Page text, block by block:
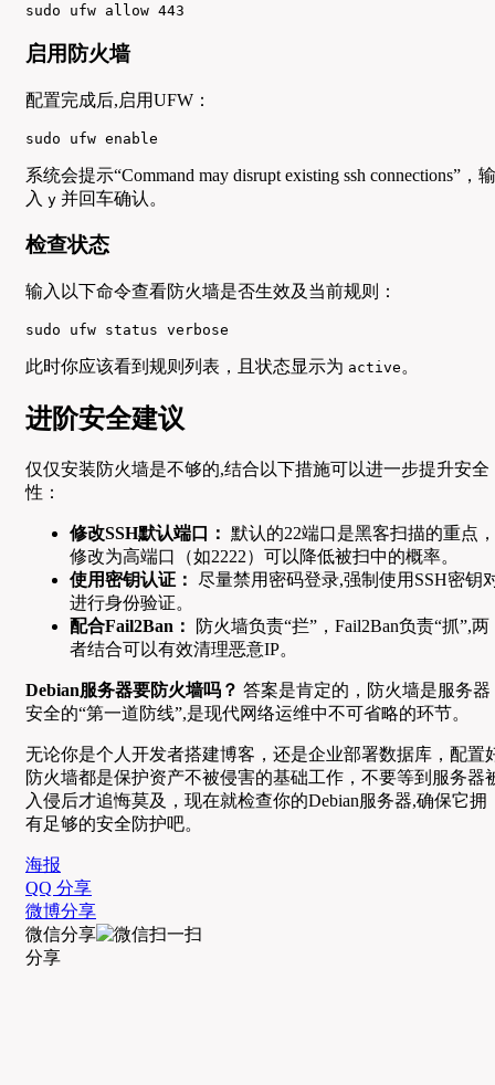
sudo ufw allow 443
启用防火墙
配置完成后,启用UFW：
sudo ufw enable
系统会提示“Command may disrupt existing ssh connections”，输
入 y 并回车确认。
检查状态
输入以下命令查看防火墙是否生效及当前规则：
sudo ufw status verbose
此时你应该看到规则列表，且状态显示为 active 。
进阶安全建议
仅仅安装防火墙是不够的,结合以下措施可以进一步提升安全
性：
修改SSH默认端口： 默认的22端口是黑客扫描的重点，
修改为高端口（如2222）可以降低被扫中的概率。
使用密钥认证： 尽量禁用密码登录,强制使用SSH密钥
进行身份验证。
配合Fail2Ban：
防火墙负责“拦”，Fail2Ban负责“抓”,两
者结合可以有效清理恶意IP。
Debian服务器要防火墙吗？ 答案是肯定的，防火墙是服务器
安全的“第一道防线”,是现代网络运维中不可省略的环节。
无论你是个人开发者搭建博客，还是企业部署数据库，配置
防火墙都是保护资产不被侵害的基础工作，不要等到服务器
入侵后才追悔莫及，现在就检查你的Debian服务器,确保它拥
有足够的安全防护吧。
海报
QQ 分享
微博分享
微信分享
分享